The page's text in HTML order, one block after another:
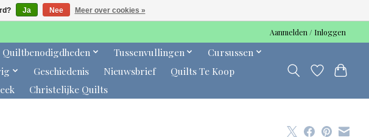
Aanmelden / Inloggen
Quiltbenodigdheden Tussenvullingen
Cursussen
Geschiedenis Nieuwsbrief
Quilts Te Koop
Christelijke Quilts
Ja Nee Meer over cookies »